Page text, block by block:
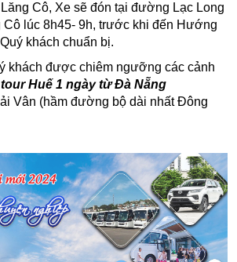
Cô, Xe sẽ đón tại đường Lạc Long
Cô lúc 8h45- 9h, trước khi đến Hướng
khách chuẩn bị.
khách được chiêm ngưỡng các cảnh
tourHuế 1 ngày từ Đà Nẵng
Vân (hầm đường bộ dài nhất Đông